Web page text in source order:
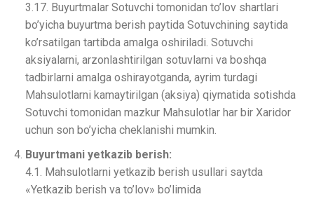
3.17. Buyurtmalar Sotuvchi tomonidan to’lov shartlari
bo’yicha buyurtma berish paytida Sotuvchining saytida
ko’rsatilgan tartibda amalga oshiriladi. Sotuvchi
aksiyalarni, arzonlashtirilgan sotuvlarni va boshqa
tadbirlarni amalga oshirayotganda, ayrim turdagi
Mahsulotlarni kamaytirilgan (aksiya) qiymatida sotishda
Sotuvchi tomonidan mazkur Mahsulotlar har bir Xaridor
uchun son bo’yicha cheklanishi mumkin.
Buyurtmani yetkazib berish:
4.1. Mahsulotlarni yetkazib berish usullari saytda
«Yetkazib berish va to’lov» bo’limida